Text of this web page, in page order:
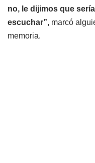
no, le dijimos que
escuchar”, marcó
memoria.